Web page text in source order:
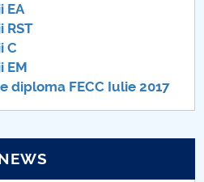
EA
RST
C
EM
diploma FECC Iulie 2017